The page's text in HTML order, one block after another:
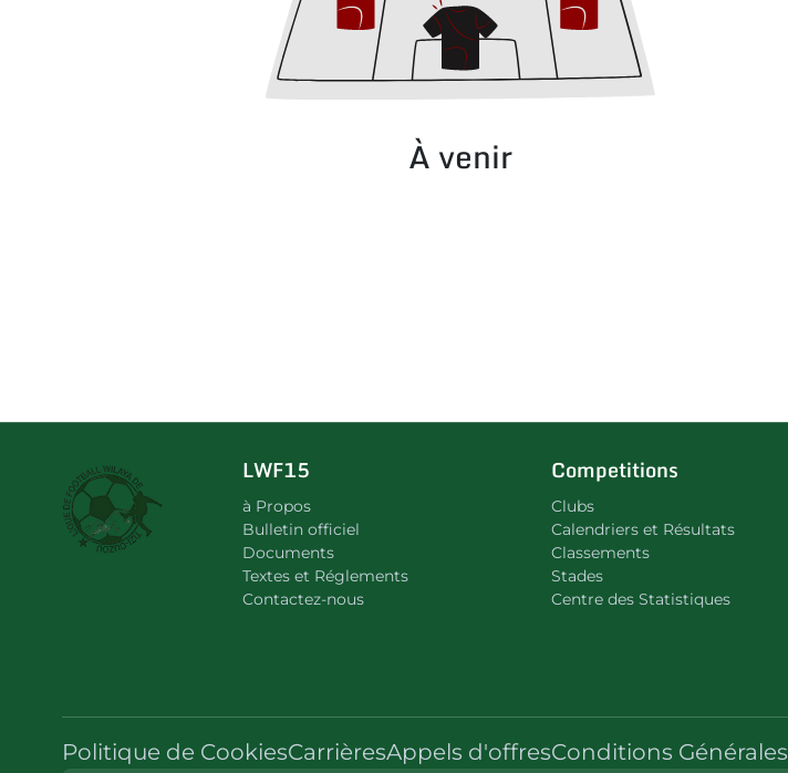
À venir
LWF15
à Propos
Bulletin officiel
Documents
Textes et Réglements
Contactez-nous
Competitions
Clubs
Calendriers et Résultats
Classements
Stades
Centre des Statistiques
Politique de CookiesCarrièresAppels d'offresConditions Générales